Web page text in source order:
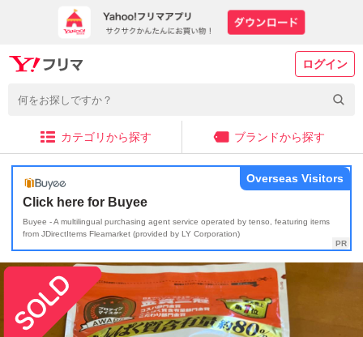
ログイン
カテゴリから探す ブランドから探す
Click here for Buyee
Buyee - A multilingual purchasing agent service operated by tenso, featuring items
from JDirectItems Fleamarket (provided by LY Corporation)
Overseas Visitors